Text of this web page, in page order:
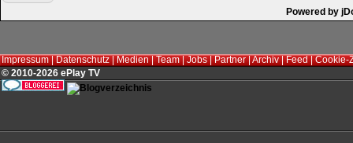
Powered by
Impressum|Datenschutz|Medien|Team|Jobs|Partner|Archiv|Feed|Cookie-
© 2010-2026 ePlay TV